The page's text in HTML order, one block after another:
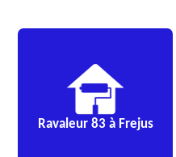
Ravaleur 83 à Frejus